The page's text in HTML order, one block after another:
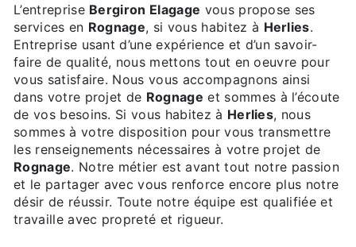
L’entreprise Bergiron Elagage vous propose ses
services en Rognage, si vous habitez à Herlies.
Entreprise usant d’une expérience et d’un savoir-
faire de qualité, nous mettons tout en oeuvre pour
vous satisfaire. Nous vous accompagnons ainsi
dans votre projet de Rognage et sommes à l’écoute
de vos besoins. Si vous habitez à Herlies, nous
sommes à votre disposition pour vous transmettre
les renseignements nécessaires à votre projet de
Rognage. Notre métier est avant tout notre passion
et le partager avec vous renforce encore plus notre
désir de réussir. Toute notre équipe est qualifiée et
travaille avec propreté et rigueur.